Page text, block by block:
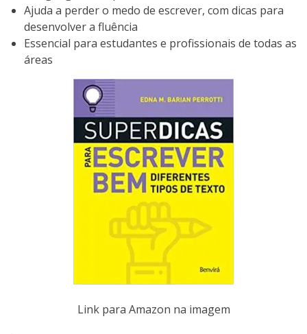
Ajuda a perder o medo de escrever, com dicas para
desenvolver a fluência
Essencial para estudantes e profissionais de todas as
áreas
Link para Amazon na imagem